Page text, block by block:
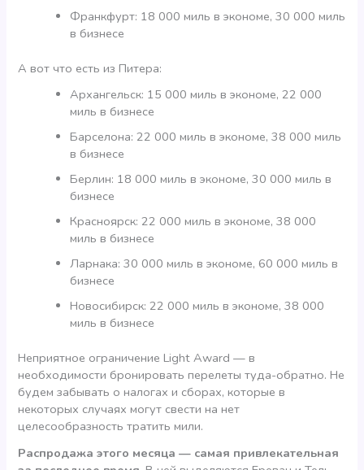
Франкфурт: 18 000 миль в экономе, 30 000 миль
в бизнесе
А вот что есть из Питера:
Архангельск: 15 000 миль в экономе, 22 000
миль в бизнесе
Барселона: 22 000 миль в экономе, 38 000 миль
в бизнесе
Берлин: 18 000 миль в экономе, 30 000 миль в
бизнесе
Красноярск: 22 000 миль в экономе, 38 000
миль в бизнесе
Ларнака: 30 000 миль в экономе, 60 000 миль в
бизнесе
Новосибирск: 22 000 миль в экономе, 38 000
миль в бизнесе
Неприятное ограничение Light Award — в
необходимости бронировать перелеты туда-обратно. Не
будем забывать о налогах и сборах, которые в
некоторых случаях могут свести на нет
целесообразность тратить мили.
Распродажа этого месяца — самая привлекательная